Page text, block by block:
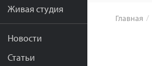
Живая студия
Новости
Статьи
Главная